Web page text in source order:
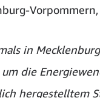
in
die
hergestelltem